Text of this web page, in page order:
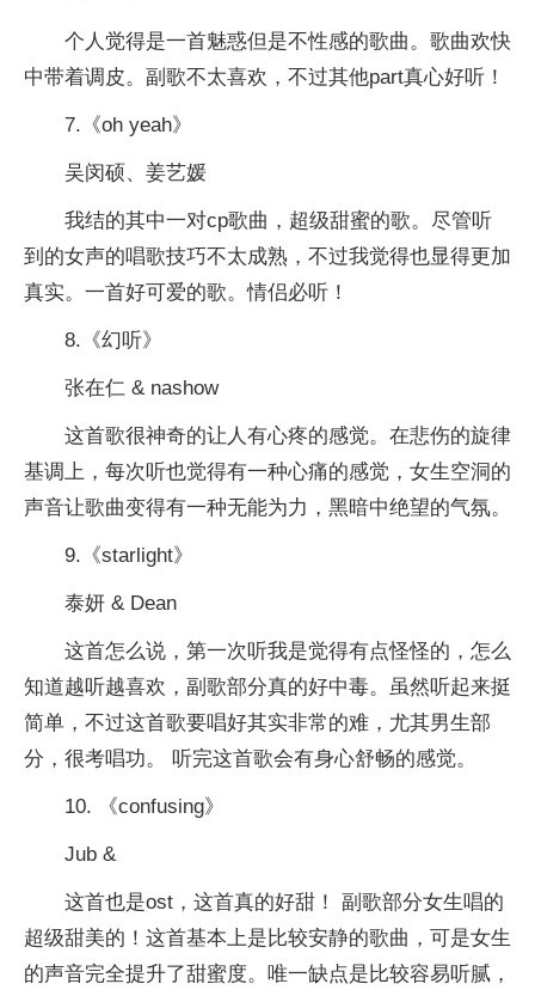
个人觉得是一首魅惑但是不性感的歌曲。歌曲欢快
中带着调皮。副歌不太喜欢，不过其他part真心好听！
7.《oh yeah》
吴闵硕、姜艺媛
我结的其中一对cp歌曲，超级甜蜜的歌。尽管听
到的女声的唱歌技巧不太成熟，不过我觉得也显得更加
真实。一首好可爱的歌。情侣必听！
8.《幻听》
张在仁 & nashow
这首歌很神奇的让人有心疼的感觉。在悲伤的旋律
基调上，每次听也觉得有一种心痛的感觉，女生空洞的
声音让歌曲变得有一种无能为力，黑暗中绝望的气氛。
9.《starlight》
泰妍 & Dean
这首怎么说，第一次听我是觉得有点怪怪的，怎么
知道越听越喜欢，副歌部分真的好中毒。虽然听起来挺
简单，不过这首歌要唱好其实非常的难，尤其男生部
分，很考唱功。 听完这首歌会有身心舒畅的感觉。
10. 《confusing》
Jub &
这首也是ost，这首真的好甜！ 副歌部分女生唱的
超级甜美的！这首基本上是比较安静的歌曲，可是女生
的声音完全提升了甜蜜度。唯一缺点是比较容易听腻，